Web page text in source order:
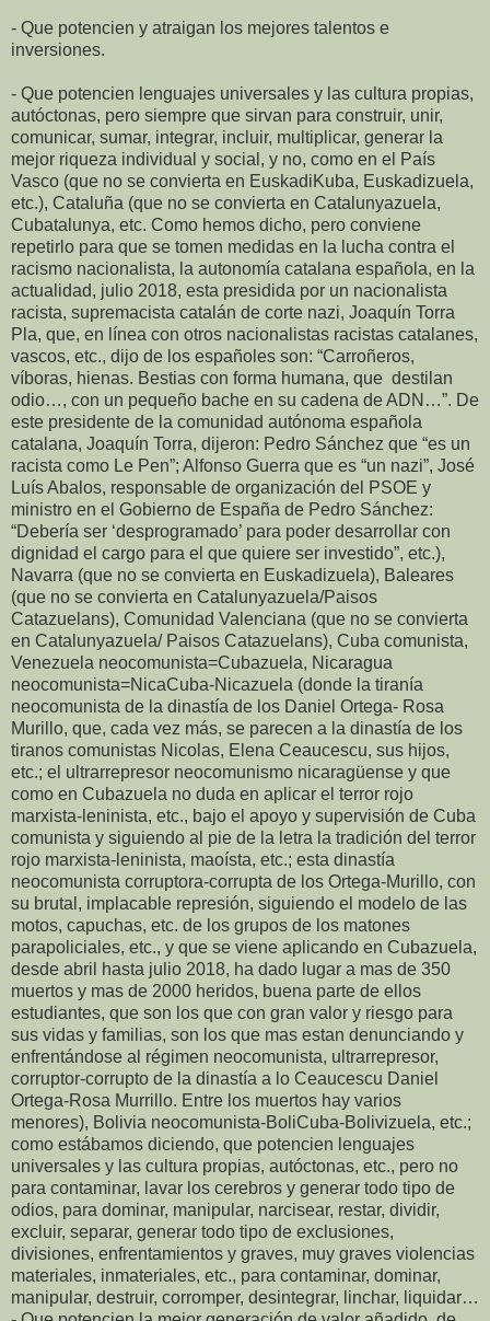
- Que potencien y atraigan los mejores talentos e
inversiones.
- Que potencien lenguajes universales y las cultura propias,
autóctonas, pero siempre que sirvan para construir, unir,
comunicar, sumar, integrar, incluir, multiplicar, generar la
mejor riqueza individual y social, y no, como en el País
Vasco (que no se convierta en EuskadiKuba, Euskadizuela,
etc.), Cataluña (que no se convierta en Catalunyazuela,
Cubatalunya, etc. Como hemos dicho, pero conviene
repetirlo para que se tomen medidas en la lucha contra el
racismo nacionalista, la autonomía catalana española, en la
actualidad, julio 2018, esta presidida por un nacionalista
racista, supremacista catalán de corte nazi, Joaquín Torra
Pla, que, en línea con otros nacionalistas racistas catalanes,
vascos, etc., dijo de los españoles son: “Carroñeros,
víboras, hienas. Bestias con forma humana, que destilan
odio…, con un pequeño bache en su cadena de ADN…”. De
este presidente de la comunidad autónoma española
catalana, Joaquín Torra, dijeron: Pedro Sánchez que “es un
racista como Le Pen”; Alfonso Guerra que es “un nazi”, José
Luís Abalos, responsable de organización del PSOE y
ministro en el Gobierno de España de Pedro Sánchez:
“Debería ser ‘desprogramado’ para poder desarrollar con
dignidad el cargo para el que quiere ser investido”, etc.),
Navarra (que no se convierta en Euskadizuela), Baleares
(que no se convierta en Catalunyazuela/Paisos
Catazuelans), Comunidad Valenciana (que no se convierta
en Catalunyazuela/ Paisos Catazuelans), Cuba comunista,
Venezuela neocomunista=Cubazuela, Nicaragua
neocomunista=NicaCuba-Nicazuela (donde la tiranía
neocomunista de la dinastía de los Daniel Ortega- Rosa
Murillo, que, cada vez más, se parecen a la dinastía de los
tiranos comunistas Nicolas, Elena Ceaucescu, sus hijos,
etc.; el ultrarrepresor neocomunismo nicaragüense y que
como en Cubazuela no duda en aplicar el terror rojo
marxista-leninista, etc., bajo el apoyo y supervisión de Cuba
comunista y siguiendo al pie de la letra la tradición del terror
rojo marxista-leninista, maoísta, etc.; esta dinastía
neocomunista corruptora-corrupta de los Ortega-Murillo, con
su brutal, implacable represión, siguiendo el modelo de las
motos, capuchas, etc. de los grupos de los matones
parapoliciales, etc., y que se viene aplicando en Cubazuela,
desde abril hasta julio 2018, ha dado lugar a mas de 350
muertos y mas de 2000 heridos, buena parte de ellos
estudiantes, que son los que con gran valor y riesgo para
sus vidas y familias, son los que mas estan denunciando y
enfrentándose al régimen neocomunista, ultrarrepresor,
corruptor-corrupto de la dinastía a lo Ceaucescu Daniel
Ortega-Rosa Murrillo. Entre los muertos hay varios
menores), Bolivia neocomunista-BoliCuba-Bolivizuela, etc.;
como estábamos diciendo, que potencien lenguajes
universales y las cultura propias, autóctonas, etc., pero no
para contaminar, lavar los cerebros y generar todo tipo de
odios, para dominar, manipular, narcisear, restar, dividir,
excluir, separar, generar todo tipo de exclusiones,
divisiones, enfrentamientos y graves, muy graves violencias
materiales, inmateriales, etc., para contaminar, dominar,
manipular, destruir, corromper, desintegrar, linchar, liquidar…